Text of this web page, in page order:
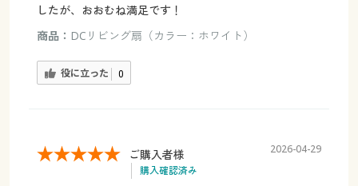
したが、おおむね満足です！
商品： DCリビング扇（カラー：ホワイト）
役に立った 0
ご購入者様
購入確認済み
2026-04-29